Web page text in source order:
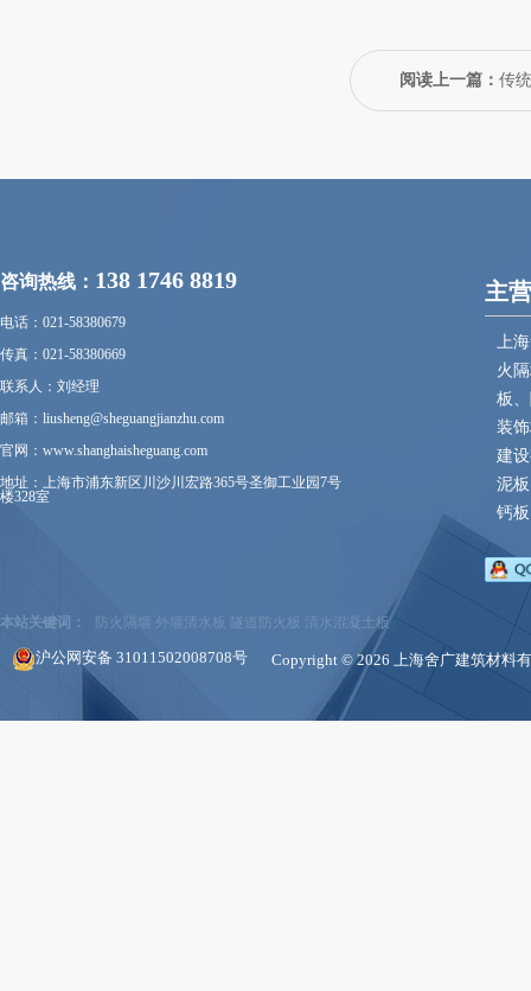
阅读上一篇：传
咨询热线： 138 1746 8819
电话：021-58380679
传真：021-58380669
联系人：刘经理
邮箱：liusheng@sheguangjianzhu.com
官网：www.shanghaisheguang.com
地址：上海市浦东新区川沙川宏路365号圣御工业园7号
楼328室
主
上
火
板
装
建
泥
钙
本站关键词： 防火隔墙 外墙清水板 隧道防火板 清水混凝土板
沪公网安备 31011502008708号 Copyright © 2026 上海舍广建筑材料